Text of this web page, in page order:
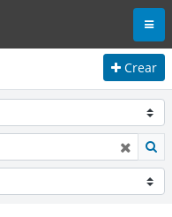
Crear